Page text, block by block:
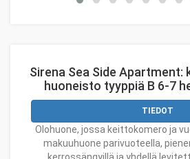
Sirena Sea Side Apartment:
huoneisto tyyppiä B 6-7
TIEDOT
Olohuone, jossa keittokomero ja
makuuhuone parivuoteella,